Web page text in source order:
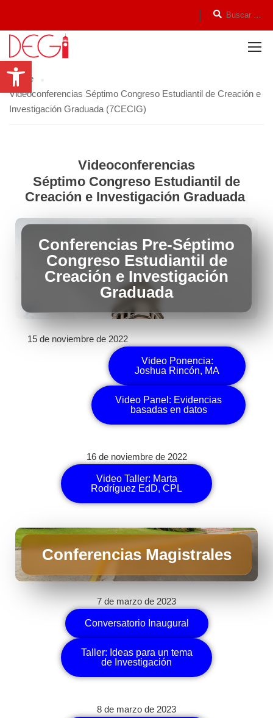
Open toolbar
Home
Videoconferencias Séptimo Congreso Estudiantil de Creación e
Investigación Graduada (7CECIG)
Videoconferencias
Séptimo Congreso Estudiantil de
Creación e Investigación Graduada
Conferencias Pre-Séptimo
Congreso Estudiantil de
Creación e Investigación
Graduada
15 de noviembre de 2022
Video Ponencia:
Joshua Rincón, MA
Video Panel: Evidencias
basadas en datos
16 de noviembre de 2022
Video Taller: Marta
Rodríguez EdD, CPL
Conferencias Magistrales
7 de marzo de 2023
Conversatorio Inaugural
Taller: Ideas para un tema
de Investigación
8 de marzo de 2023